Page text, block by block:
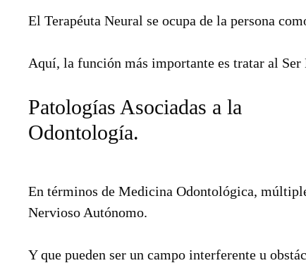
El Terapéuta Neural se ocupa de la persona
Aquí, la función más importante es tratar al Ser
Patologías Asociadas a la
Odontología.
En términos de Medicina Odontológica,
Nervioso Autónomo.
Y que pueden ser un campo interferente u